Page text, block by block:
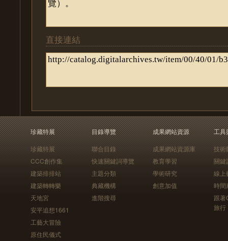
直接連結
珍藏特展
珍藏特展
CCC創作集
建築排排站
建築轉轉樂
天地宮
安平追想1661
工藝大冒險
原住民儀式
目錄導覽
聯合目錄
快速關鍵詞導覽
主題分類
典藏機構
進階搜尋
成果網站資源
成果網站資源庫
教育學習
學術研究
創意加值
工具
技術
關鍵
線上
時間
跟
旅行